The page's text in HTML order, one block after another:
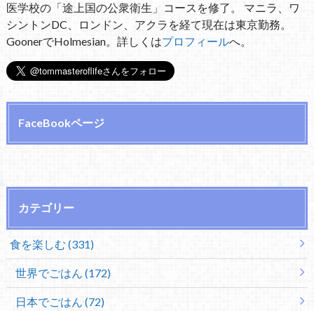
医学校の「途上国の公衆衛生」コースを修了。 マニラ、ワ
シントンDC、ロンドン、アクラを経て現在は東京勤務。
GoonerでHolmesian。詳しくはプロフィールへ。
FaceBookページ
カテゴリー
食を楽しむ (331)
世界でごはん (172)
日本でごはん (72)